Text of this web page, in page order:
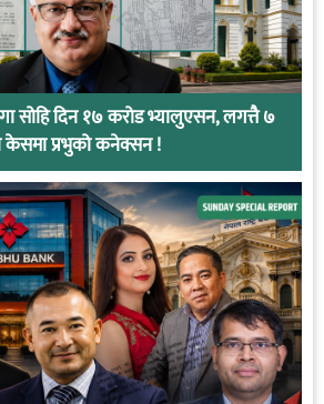
सोहि दिन १७ करोड भ्यालुएसन, लगत्तै ७
प्रभुको कनेक्सन !